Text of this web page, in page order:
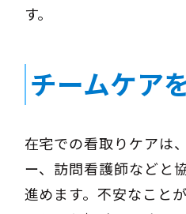
す。
チームケア
在宅での看取りケアは
ー、訪問看護師などと
進めます。不安なこと